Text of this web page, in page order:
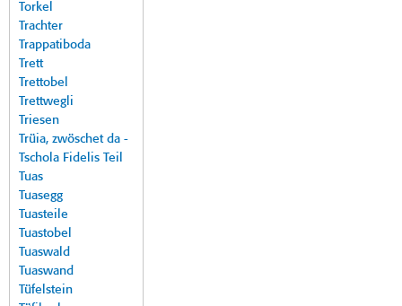
Torkel
Trachter
Trappatiboda
Trett
Trettobel
Trettwegli
Triesen
Trüia, zwöschet da -
Tschola Fidelis Teil
Tuas
Tuasegg
Tuasteile
Tuastobel
Tuaswald
Tuaswand
Tüfelstein